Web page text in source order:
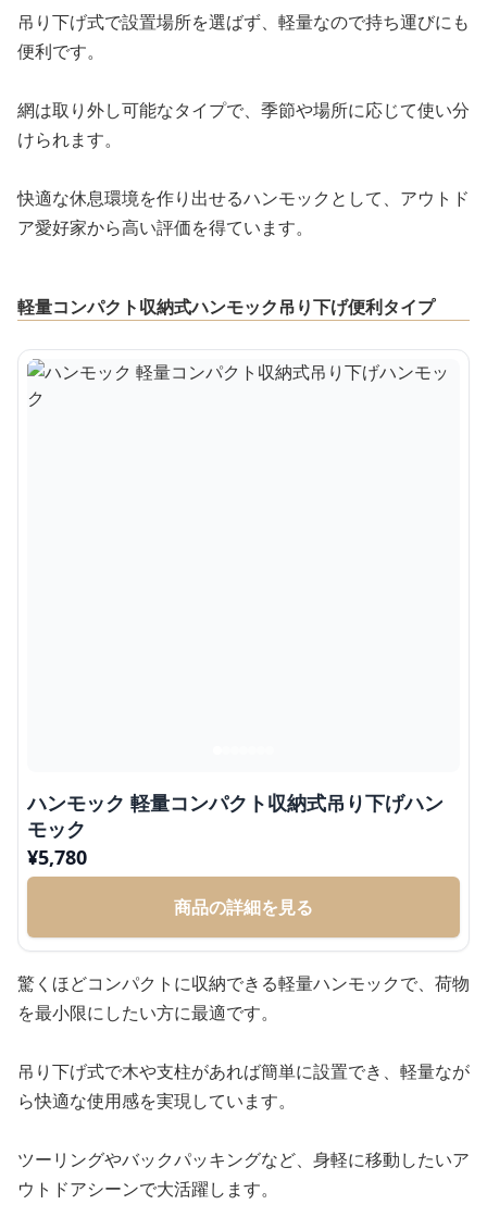
吊り下げ式で設置場所を選ばず、軽量なので持ち運びにも
便利です。
網は取り外し可能なタイプで、季節や場所に応じて使い分
けられます。
快適な休息環境を作り出せるハンモックとして、アウトド
ア愛好家から高い評価を得ています。
軽量コンパクト収納式ハンモック吊り下げ便利タイプ
ハンモック 軽量コンパクト収納式吊り下げハン
モック
¥5,780
商品の詳細を見る
驚くほどコンパクトに収納できる軽量ハンモックで、荷物
を最小限にしたい方に最適です。
吊り下げ式で木や支柱があれば簡単に設置でき、軽量なが
ら快適な使用感を実現しています。
ツーリングやバックパッキングなど、身軽に移動したいア
ウトドアシーンで大活躍します。